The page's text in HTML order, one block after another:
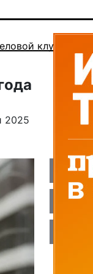
клуб
2025